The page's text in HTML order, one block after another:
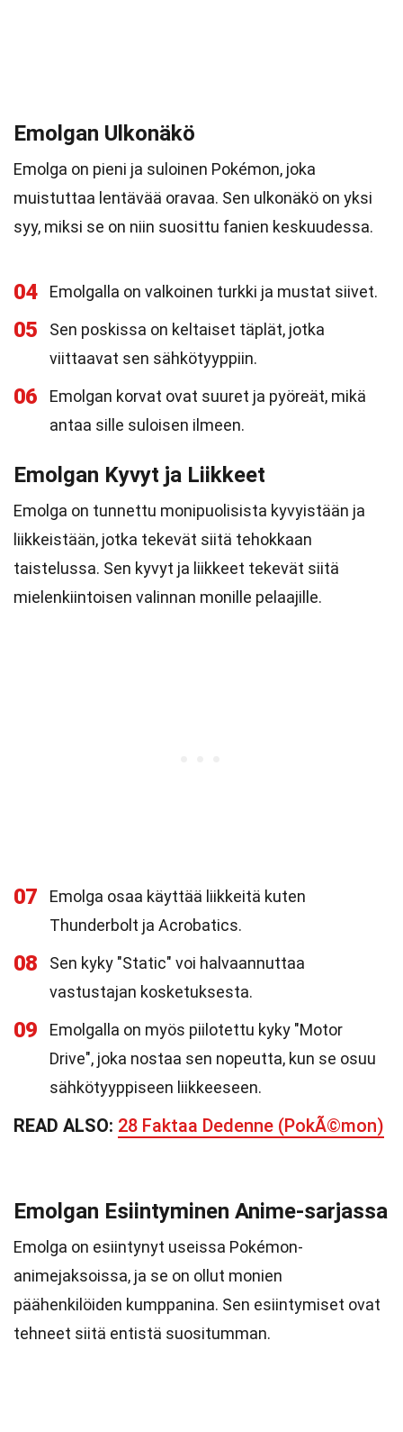
Emolgan Ulkonäkö
Emolga on pieni ja suloinen Pokémon, joka
muistuttaa lentävää oravaa. Sen ulkonäkö on yksi
syy, miksi se on niin suosittu fanien keskuudessa.
04 Emolgalla on valkoinen turkki ja mustat siivet.
05
Sen poskissa on keltaiset täplät, jotka
viittaavat sen sähkötyyppiin.
06
Emolgan korvat ovat suuret ja pyöreät, mikä
antaa sille suloisen ilmeen.
Emolgan Kyvyt ja Liikkeet
Emolga on tunnettu monipuolisista kyvyistään ja
liikkeistään, jotka tekevät siitä tehokkaan
taistelussa. Sen kyvyt ja liikkeet tekevät siitä
mielenkiintoisen valinnan monille pelaajille.
07
Emolga osaa käyttää liikkeitä kuten
Thunderbolt ja Acrobatics.
08
Sen kyky "Static" voi halvaannuttaa
vastustajan kosketuksesta.
09
Emolgalla on myös piilotettu kyky "Motor
Drive", joka nostaa sen nopeutta, kun se osuu
sähkötyyppiseen liikkeeseen.
READ ALSO: 28 Faktaa Dedenne (PokÃ©mon)
Emolgan Esiintyminen Anime-sarjassa
Emolga on esiintynyt useissa Pokémon-
animejaksoissa, ja se on ollut monien
päähenkilöiden kumppanina. Sen esiintymiset ovat
tehneet siitä entistä suositumman.